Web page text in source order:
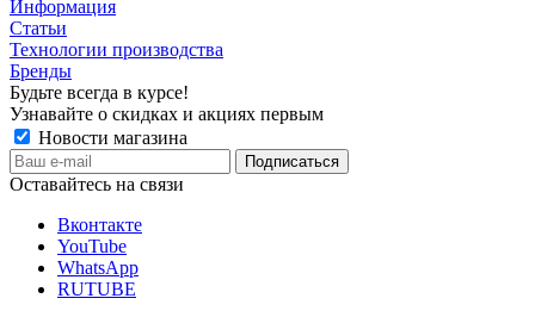
Информация
Статьи
Технологии производства
Бренды
Будьте всегда в курсе!
Узнавайте о скидках и акциях первым
Новости магазина
Оставайтесь на связи
Вконтакте
YouTube
WhatsApp
RUTUBE